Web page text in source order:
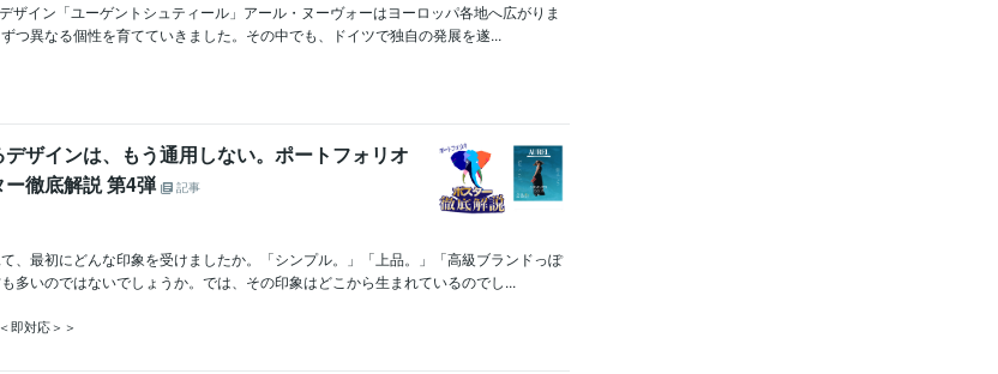
ザイン「ユーゲントシュティール」アール・ヌーヴォーはヨーロッパ各地へ広がりま
つ異なる個性を育てていきました。その中でも、ドイツで独自の発展を遂...
デザインは、もう通用しない。ポートフォリオ
徹底解説 第4弾
記事
、最初にどんな印象を受けましたか。「シンプル。」「上品。」「高級ブランドっぽ
多いのではないでしょうか。では、その印象はどこから生まれているのでし...
即対応＞＞